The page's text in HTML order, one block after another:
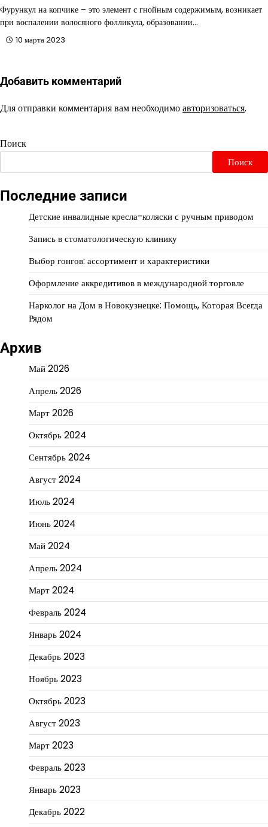
Фурункул на копчике – это элемент с гнойным содержимым, возникает
при воспалении волосяного фолликула, образовании…
10 марта 2023
Добавить комментарий
Для отправки комментария вам необходимоавторизоваться.
Поиск
Поиск
Последние записи
Детские инвалидные кресла-коляски с ручным приводом
Запись в стоматологическую клинику
Выбор гонгов: ассортимент и характеристики
Оформление аккредитивов в международной торговле
Нарколог на Дом в Новокузнецке: Помощь, Которая Всегда
Рядом
Архив
Май 2026
Апрель 2026
Март 2026
Октябрь 2024
Сентябрь 2024
Август 2024
Июль 2024
Июнь 2024
Май 2024
Апрель 2024
Март 2024
Февраль 2024
Январь 2024
Декабрь 2023
Ноябрь 2023
Октябрь 2023
Август 2023
Март 2023
Февраль 2023
Январь 2023
Декабрь 2022